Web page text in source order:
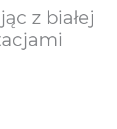
z białej